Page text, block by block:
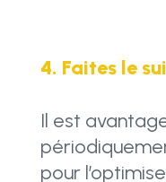
4. Faites le
Il est
pour